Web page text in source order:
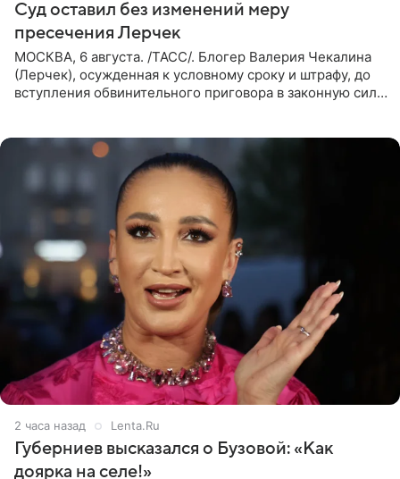
Суд оставил без изменений меру
пресечения Лерчек
МОСКВА, 6 августа. /ТАСС/. Блогер Валерия Чекалина
(Лерчек), осужденная к условному сроку и штрафу, до
вступления обвинительного приговора в законную силу
2 часа назад Lenta.Ru
Губерниев высказался о Бузовой: «Как
доярка на селе!»